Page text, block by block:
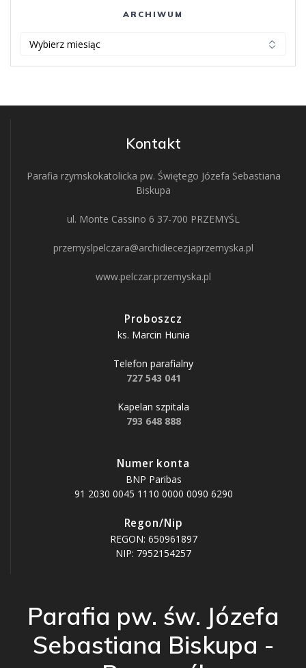
ARCHIWUM
Kontakt
Parafia rzymskokatolicka pw. Świętego Józefa Sebastiana
Biskupa
ul. Monte Cassino 6 37-700 PRZEMYŚL
przemyslpelczara@archidiecezjaprzemyska.pl
www.pelczar.przemyska.pl
Proboszcz
ks. Marcin Hunia
Telefon parafialny
727 543 041
Kapelan szpitala
793 648 888
Numer konta
BNP Paribas
91 2030 0045 1110 0000 0090 6290
Regon/Nip
REGON: 650961897
NIP: 7952154257
Parafia pw. św. Józefa
Sebastiana Biskupa -